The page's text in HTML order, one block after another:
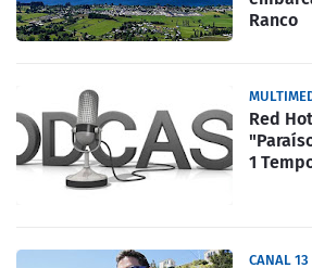
Ranco
Red
1
CANAL 13